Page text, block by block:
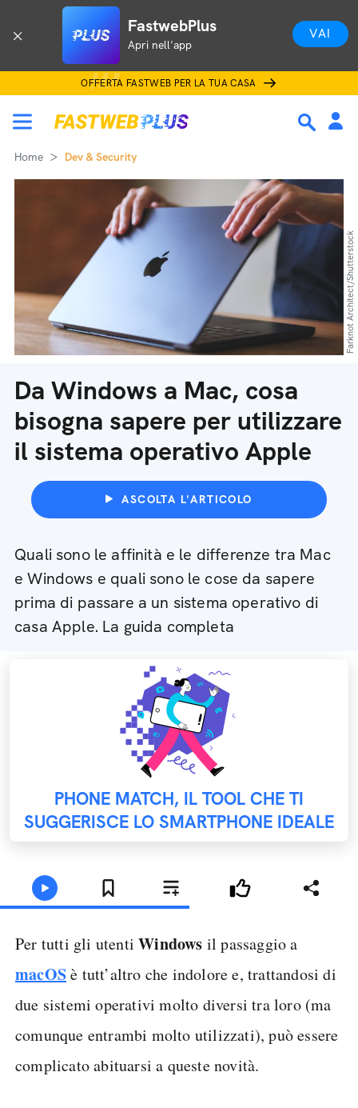
FastwebPlus
Apri nell'app
VAI
OFFERTA FASTWEB PER LA TUA CASA
Home Dev & Security
Da Windows a Mac, cosa
bisogna sapere per utilizzare
il sistema operativo Apple
ASCOLTA L'ARTICOLO
Quali sono le affinità e le differenze tra Mac
e Windows e quali sono le cose da sapere
prima di passare a un sistema operativo di
casa Apple. La guida completa
Farknot Architect/Shutterstock
PHONE MATCH, IL TOOL CHE TI
SUGGERISCE LO SMARTPHONE IDEALE
Per tutti gli utentiWindows il passaggio a
macOSè tutt’altro che indolore e, trattandosi di
due sistemi operativi molto diversi tra loro (ma
comunque entrambi molto utilizzati), può essere
complicato abituarsi a queste novità.